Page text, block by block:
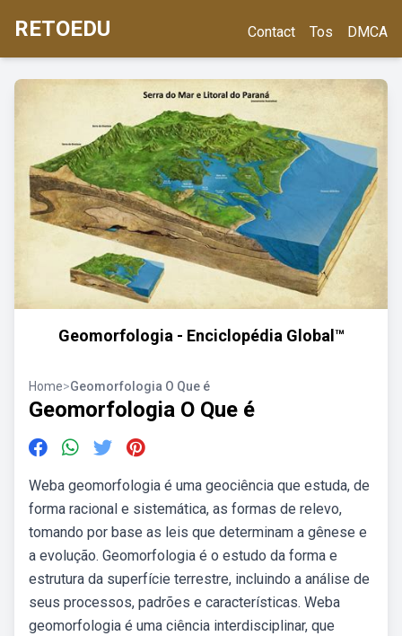
RETOEDU Contact Tos DMCA
Geomorfologia - Enciclopédia Global™
Home>Geomorfologia O Que é
Geomorfologia O Que é
Weba geomorfologia é uma geociência que estuda, de
forma racional e sistemática, as formas de relevo,
tomando por base as leis que determinam a gênese e
a evolução. Geomorfologia é o estudo da forma e
estrutura da superfície terrestre, incluindo a análise de
seus processos, padrões e características. Weba
geomorfologia é uma ciência interdisciplinar, que